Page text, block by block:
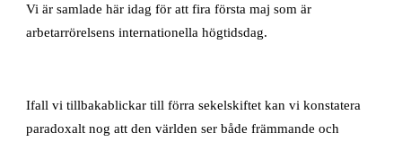
Vi är samlade här idag för att fira första maj som är
arbetarrörelsens internationella högtidsdag.
Ifall vi tillbakablickar till förra sekelskiftet kan vi konstatera
paradoxalt nog att den världen ser både främmande och